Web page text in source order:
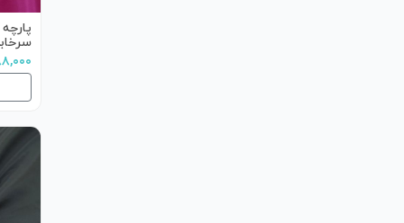
۵۸۸,۰۰۰